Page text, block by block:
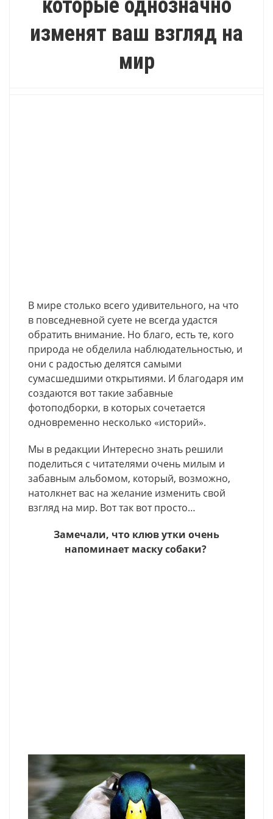
которые однозначно
изменят ваш взгляд на
мир
В мире столько всего удивительного, на что
в повседневной суете не всегда удастся
обратить внимание. Но благо, есть те, кого
природа не обделила наблюдательностью, и
они с радостью делятся самыми
сумасшедшими открытиями. И благодаря им
создаются вот такие забавные
фотоподборки, в которых сочетается
одновременно несколько «историй».
Мы в редакции Интересно знать решили
поделиться с читателями очень милым и
забавным альбомом, который, возможно,
натолкнет вас на желание изменить свой
взгляд на мир. Вот так вот просто…
Замечали, что клюв утки очень
напоминает маску собаки?